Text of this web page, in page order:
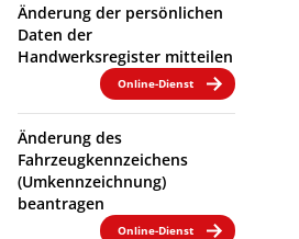
Änderung der persönlichen
Daten der
Handwerksregister mitteilen
Online-Dienst
Änderung des
Fahrzeugkennzeichens
(Umkennzeichnung)
beantragen
Online-Dienst